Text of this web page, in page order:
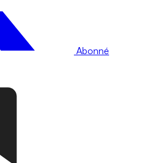
Abonné